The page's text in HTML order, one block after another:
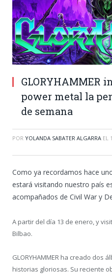
GLORYHAMMER
power metal la
de semana
POR YOLANDA SABATER ALGARRA EL
Como ya recordamos hace
estará visitando nuestro país
acompañados de Civil War y
A partir del día 13 de enero, y
Bilbao.
GLORYHAMMER ha creado dos
historias gloriosas. Su reciente